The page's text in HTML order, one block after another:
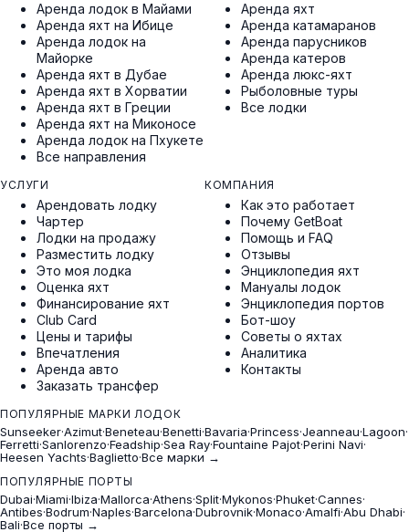
Аренда лодок в Майами
Аренда яхт на Ибице
Аренда лодок на
Майорке
Аренда яхт в Дубае
Аренда яхт в Хорватии
Аренда яхт в Греции
Аренда яхт на Миконосе
Аренда лодок на Пхукете
Все направления
Аренда яхт
Аренда катамаранов
Аренда парусников
Аренда катеров
Аренда люкс-яхт
Рыболовные туры
Все лодки
УСЛУГИ
Арендовать лодку
Чартер
Лодки на продажу
Разместить лодку
Это моя лодка
Оценка яхт
Финансирование яхт
Club Card
Цены и тарифы
Впечатления
Аренда авто
Заказать трансфер
КОМПАНИЯ
Как это работает
Почему GetBoat
Помощь и FAQ
Отзывы
Энциклопедия яхт
Мануалы лодок
Энциклопедия портов
Бот-шоу
Советы о яхтах
Аналитика
Контакты
ПОПУЛЯРНЫЕ МАРКИ ЛОДОК
Sunseeker·Azimut·Beneteau·Benetti·Bavaria·Princess·Jeanneau·Lagoon·
Ferretti·Sanlorenzo·Feadship·Sea Ray·Fountaine Pajot·Perini Navi·
Heesen Yachts·Baglietto·Все марки →
ПОПУЛЯРНЫЕ ПОРТЫ
Dubai·Miami·Ibiza·Mallorca·Athens·Split·Mykonos·Phuket·Cannes·
Antibes·Bodrum·Naples·Barcelona·Dubrovnik·Monaco·Amalfi·Abu Dhabi·
Bali·Все порты →